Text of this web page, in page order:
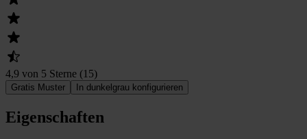
4,9 von 5 Sterne (15)
Gratis Muster In dunkelgrau konfigurieren
Eigenschaften